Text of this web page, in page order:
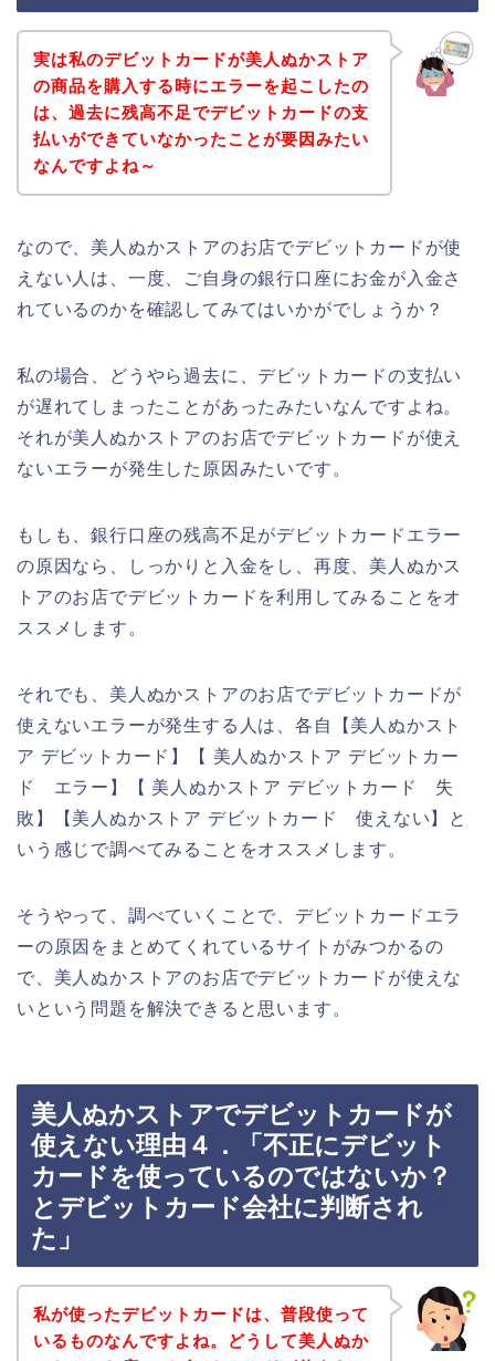
実は私のデビットカードが美人ぬかストア
の商品を購入する時にエラーを起こしたの
は、過去に残高不足でデビットカードの支
払いができていなかったことが要因みたい
なんですよね～
なので、美人ぬかストアのお店でデビットカードが使
えない人は、一度、ご自身の銀行口座にお金が入金さ
れているのかを確認してみてはいかがでしょうか？
私の場合、どうやら過去に、デビットカードの支払い
が遅れてしまったことがあったみたいなんですよね。
それが美人ぬかストアのお店でデビットカードが使え
ないエラーが発生した原因みたいです。
もしも、銀行口座の残高不足がデビットカードエラー
の原因なら、しっかりと入金をし、再度、美人ぬかス
トアのお店でデビットカードを利用してみることをオ
ススメします。
それでも、美人ぬかストアのお店でデビットカードが
使えないエラーが発生する人は、各自【美人ぬかスト
ア デビットカード】【 美人ぬかストア デビットカー
ド エラー】【 美人ぬかストア デビットカード 失
敗】【美人ぬかストア デビットカード 使えない】と
いう感じで調べてみることをオススメします。
そうやって、調べていくことで、デビットカードエラ
ーの原因をまとめてくれているサイトがみつかるの
で、美人ぬかストアのお店でデビットカードが使えな
いという問題を解決できると思います。
美人ぬかストアでデビットカードが
使えない理由４．「不正にデビット
カードを使っているのではないか？
とデビットカード会社に判断され
た」
私が使ったデビットカードは、普段使って
いるものなんですよね。どうして美人ぬか